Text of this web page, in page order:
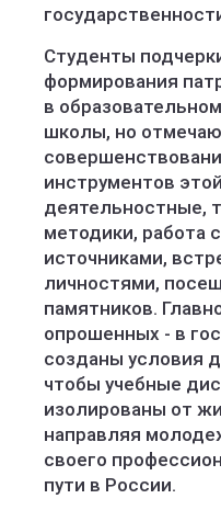
Студенты
формирования
в
школы, но
инструментов
деятельностные,
методики, работа
источниками,
личностями,
памятников.
опрошенных - в
созданы условия
чтобы учебные
изолированы от
направляя
своего
пути в России.